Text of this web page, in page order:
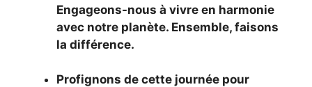
Engageons-nous à vivre en harmonie
avec notre planète. Ensemble, faisons
la différence.
Profignons de cette journée pour